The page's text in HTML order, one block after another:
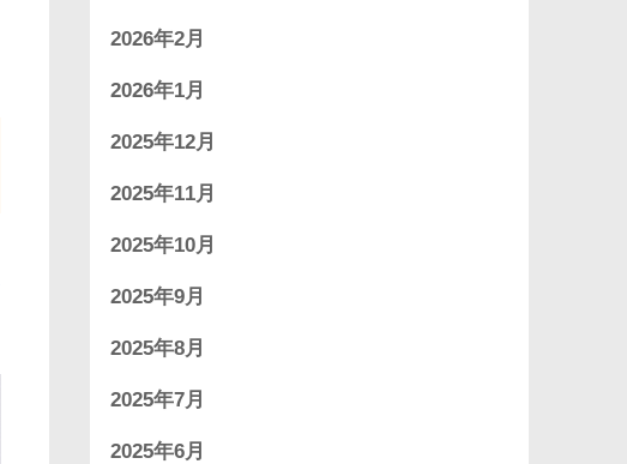
2026年2月
2026年1月
2025年12月
2025年11月
2025年10月
2025年9月
2025年8月
2025年7月
2025年6月